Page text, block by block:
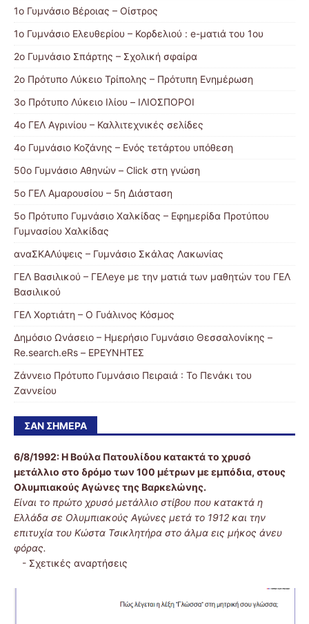
1ο Γυμνάσιο Βέροιας – Οίστρος
1ο Γυμνάσιο Ελευθερίου – Κορδελιού : e-ματιά του 1ου
2ο Γυμνάσιο Σπάρτης – Σχολική σφαίρα
2ο Πρότυπο Λύκειο Τρίπολης – Πρότυπη Ενημέρωση
3ο Πρότυπο Λύκειο Ιλίου – ΙΛΙΟΣΠΟΡΟΙ
4ο ΓΕΛ Αγρινίου – Καλλιτεχνικές σελίδες
4ο Γυμνάσιο Κοζάνης – Ενός τετάρτου υπόθεση
50ο Γυμνάσιο Αθηνών – Click στη γνώση
5ο ΓΕΛ Αμαρουσίου – 5η Διάσταση
5ο Πρότυπο Γυμνάσιο Χαλκίδας – Εφημερίδα Προτύπου
Γυμνασίου Χαλκίδας
αναΣΚΑΛύψεις – Γυμνάσιο Σκάλας Λακωνίας
ΓΕΛ Βασιλικού – ΓΕΛeye με την ματιά των μαθητών του ΓΕΛ
Βασιλικού
ΓΕΛ Χορτιάτη – Ο Γυάλινος Κόσμος
Δημόσιο Ωνάσειο – Ημερήσιο Γυμνάσιο Θεσσαλονίκης –
Re.search.eRs – ΕΡΕΥΝΗΤΕΣ
Ζάννειο Πρότυπο Γυμνάσιο Πειραιά : Το Πενάκι του
Ζαννείου
ΣΑΝ ΣΉΜΕΡΑ
6/8/1992:Η Βούλα Πατουλίδου κατακτά το χρυσό
μετάλλιο στο δρόμο των 100 μέτρων με εμπόδια, στους
Ολυμπιακούς Αγώνες της Βαρκελώνης.
Είναι το πρώτο χρυσό μετάλλιο στίβου που κατακτά η
Ελλάδα σε Ολυμπιακούς Αγώνες μετά το 1912 και την
επιτυχία του Κώστα Τσικλητήρα στο άλμα εις μήκος άνευ
φόρας.
- Σχετικές αναρτήσεις